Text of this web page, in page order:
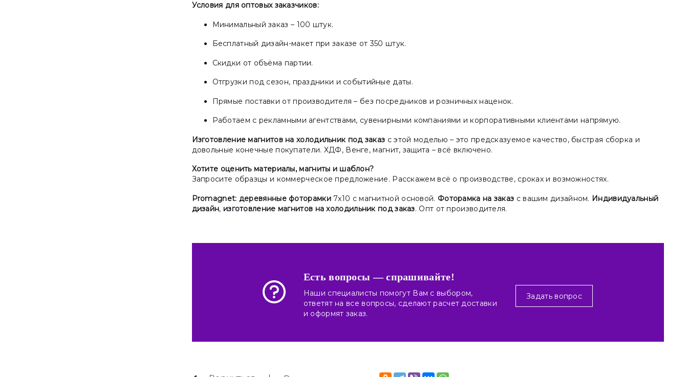
Условия для оптовых заказчиков:
Минимальный заказ – 100 штук.
Бесплатный дизайн-макет при заказе от 350 штук.
Скидки от объёма партии.
Отгрузки под сезон, праздники и событийные даты.
Прямые поставки от производителя – без посредников и розничных наценок.
Работаем с рекламными агентствами, сувенирными компаниями и корпоративными клиентами напрямую.
Изготовление магнитов на холодильник под заказ с этой моделью – это предсказуемое качество, быстрая сборка и
довольные конечные покупатели. ХДФ, Венге, магнит, защита – всё включено.
Хотите оценить материалы, магниты и шаблон?
Запросите образцы и коммерческое предложение. Расскажем всё о производстве, сроках и возможностях.
Promagnet: деревянные фоторамки7х10 с магнитной основой. Фоторамка на заказ с вашим дизайном. Индивидуальный
дизайн, изготовление магнитов на холодильник под заказ. Опт от производителя.
Есть вопросы — спрашивайте!
Наши специалисты помогут Вам с выбором,
ответят на все вопросы, сделают расчет доставки
и оформят заказ.
Задать вопрос